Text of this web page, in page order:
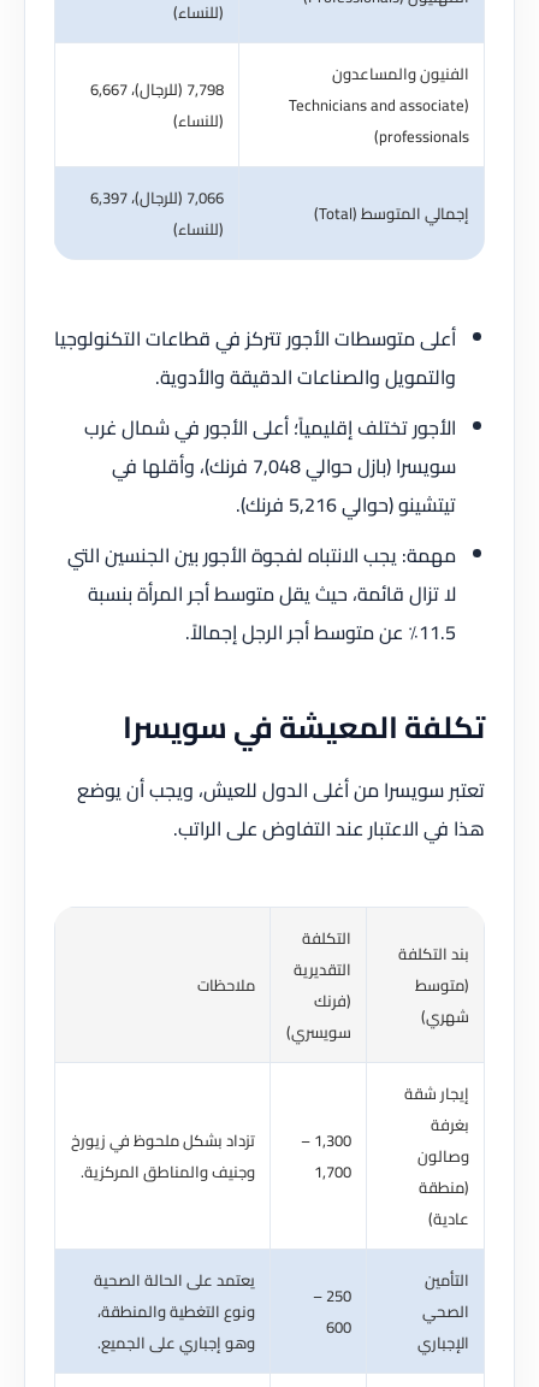
(للنساء)
الفنيون والمساعدون
(Technicians and associate
professionals)
7,798 (للرجال)، 6,667
(للنساء)
إجمالي المتوسط (Total)
7,066 (للرجال)، 6,397
(للنساء)
أعلى متوسطات الأجور تتركز في قطاعات التكنولوجيا
والتمويل والصناعات الدقيقة والأدوية.
الأجور تختلف إقليمياً؛ أعلى الأجور في شمال غرب
سويسرا (بازل حوالي 7,048 فرنك)، وأقلها في
تيتشينو (حوالي 5,216 فرنك).
مهمة: يجب الانتباه لفجوة الأجور بين الجنسين التي
لا تزال قائمة، حيث يقل متوسط أجر المرأة بنسبة
11.5٪ عن متوسط أجر الرجل إجمالاً.
تكلفة المعيشة في سويسرا
تعتبر سويسرا من أغلى الدول للعيش، ويجب أن يوضع
هذا في الاعتبار عند التفاوض على الراتب.
بند التكلفة
(متوسط
شهري)
التكلفة
التقديرية
(فرنك
سويسري)
ملاحظات
إيجار شقة
بغرفة
وصالون
(منطقة
عادية)
1,300 –
1,700
تزداد بشكل ملحوظ في زيورخ
وجنيف والمناطق المركزية.
التأمين
الصحي
الإجباري
250 –
600
يعتمد على الحالة الصحية
ونوع التغطية والمنطقة،
وهو إجباري على الجميع.